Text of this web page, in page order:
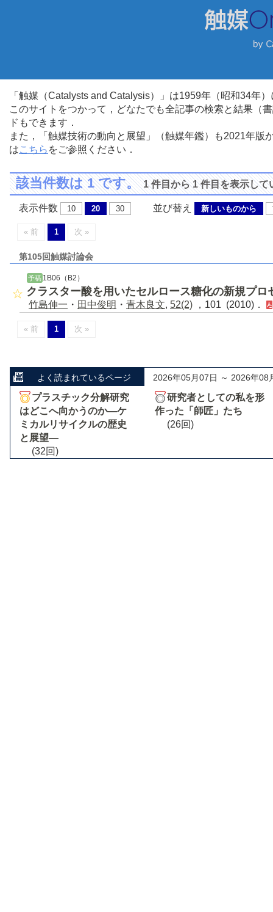
「触媒（Catalysts and Catalysis）」は1959年（昭和34年
このサイトをつかって，どなたでも全記事の検索と結果（
ドもできます．
また，「触媒技術の動向と展望」（触媒年鑑）も2021年
はこちら をご参照ください．
該当件数は 1 です。1 件目から 1 件目を表示して
表示件数 10 20 30 並び替え 新しいものから
« 前 1 次 »
第105回触媒討論会
予稿 1B06（B2）
クラスター酸を用いたセルロース糖化の新規プロ
竹島伸一 ・ 田中俊明 ・ 青木良文, 52(2) ，101 (2010)．
« 前 1 次 »
よく読まれているページ 2026年05月07日 ～ 2026年08
プラスチック分解研究
はどこへ向かうのか―ケ
ミカルリサイクルの歴史
と展望―
(32回)
研究者としての私を形
作った「師匠」たち
(26回)